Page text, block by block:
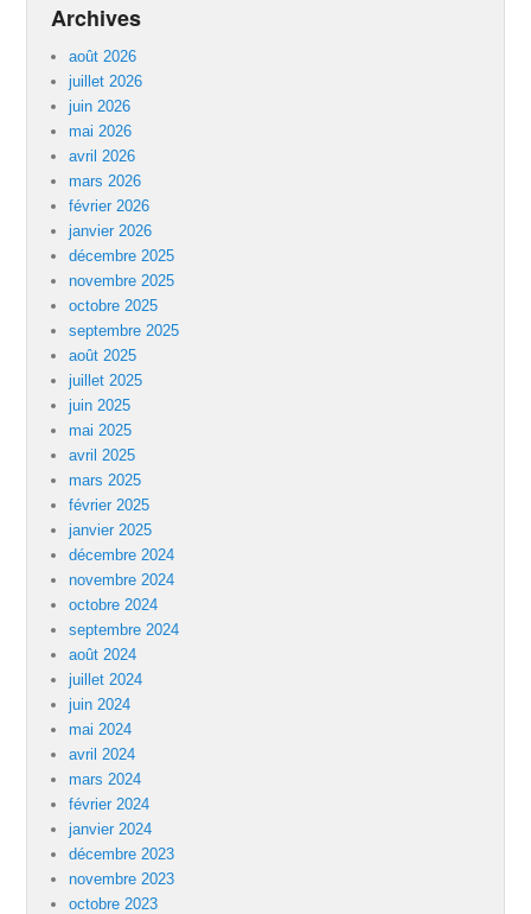
Archives
août 2026
juillet 2026
juin 2026
mai 2026
avril 2026
mars 2026
février 2026
janvier 2026
décembre 2025
novembre 2025
octobre 2025
septembre 2025
août 2025
juillet 2025
juin 2025
mai 2025
avril 2025
mars 2025
février 2025
janvier 2025
décembre 2024
novembre 2024
octobre 2024
septembre 2024
août 2024
juillet 2024
juin 2024
mai 2024
avril 2024
mars 2024
février 2024
janvier 2024
décembre 2023
novembre 2023
octobre 2023